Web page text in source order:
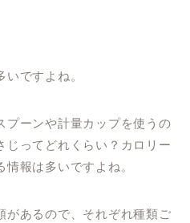
ですよね。
プーンや計量カップを使うの
じってどれくらい？カロリー
報は多いですよね。
があるので、それぞれ種類ご